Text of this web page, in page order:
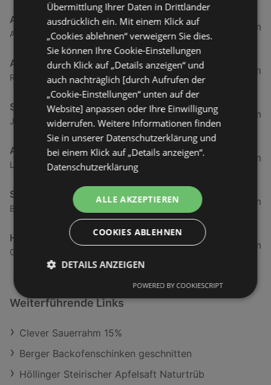
ADEG Österreich Handelsakt.Ges
Atu53220009 Rheinstraße 1, 6974 Gaissau
0,5 km
ADEG
Rheinstraße 1, 6974 Gaissau
0,5 km
SPAR Supermarkt
Jägerweg 2, 6973 Höchst
1,94 km
ADEG
Landstraße 50, 6973 Hoechst
2,69 km
SPAR Supermarkt
Bundesstraße 80, 6972 Fussach
3,84 km
HOFER
Gartenstraße 6, 6973 Höchst
3,86 km
Weiterführende Links
Clever Sauerrahm 15%
Berger Backofenschinken geschnitten
Höllinger Steirischer Apfelsaft Naturtrüb
Übermittlung Ihrer Daten in Drittländer
ausdrücklich ein. Mit einem Klick auf
„Cookies ablehnen“ verweigern Sie dies.
Sie können Ihre Cookie-Einstellungen
durch Klick auf „Details anzeigen“ und
auch nachträglich [durch Aufrufen der
„Cookie-Einstellungen“ unten auf der
Website] anpassen oder Ihre Einwilligung
widerrufen. Weitere Informationen finden
Sie in unserer Datenschutzerklärung und
bei einem Klick auf „Details anzeigen“.
Datenschutzerklärung
ALLE AKZEPTIEREN
COOKIES ABLEHNEN
DETAILS ANZEIGEN
POWERED BY COOKIESCRIPT